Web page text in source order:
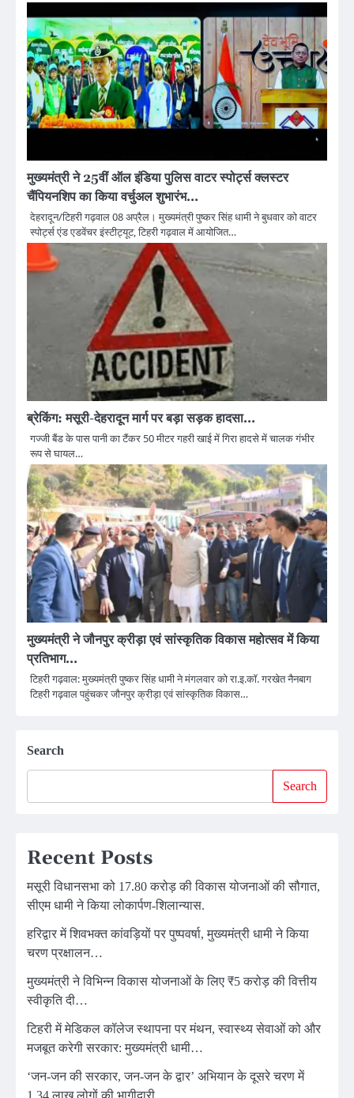
मुख्यमंत्री ने 25वीं ऑल इंडिया पुलिस वाटर स्पोर्ट्स क्लस्टर
चैंपियनशिप का किया वर्चुअल शुभारंभ…
देहरादून/टिहरी गढ़वाल 08 अप्रैल। मुख्यमंत्री पुष्कर सिंह धामी ने बुधवार को वाटर
स्पोर्ट्स एंड एडवेंचर इंस्टीट्यूट, टिहरी गढ़वाल में आयोजित…
ब्रेकिंग: मसूरी-देहरादून मार्ग पर बड़ा सड़क हादसा…
गज्जी बैंड के पास पानी का टैंकर 50 मीटर गहरी खाई में गिरा हादसे में चालक गंभीर
रूप से घायल…
मुख्यमंत्री ने जौनपुर क्रीड़ा एवं सांस्कृतिक विकास महोत्सव में किया
प्रतिभाग…
टिहरी गढ़वाल: मुख्यमंत्री पुष्कर सिंह धामी ने मंगलवार को रा.इ.कॉ. गरखेत नैनबाग
टिहरी गढ़वाल पहुंचकर जौनपुर क्रीड़ा एवं सांस्कृतिक विकास…
Search
Search
Recent Posts
मसूरी विधानसभा को 17.80 करोड़ की विकास योजनाओं की सौगात,
सीएम धामी ने किया लोकार्पण-शिलान्यास.
हरिद्वार में शिवभक्त कांवड़ियों पर पुष्पवर्षा, मुख्यमंत्री धामी ने किया
चरण प्रक्षालन…
मुख्यमंत्री ने विभिन्न विकास योजनाओं के लिए ₹5 करोड़ की वित्तीय
स्वीकृति दी…
टिहरी में मेडिकल कॉलेज स्थापना पर मंथन, स्वास्थ्य सेवाओं को और
मजबूत करेगी सरकार: मुख्यमंत्री धामी…
‘जन-जन की सरकार, जन-जन के द्वार’ अभियान के दूसरे चरण में
1.34 लाख लोगों की भागीदारी…